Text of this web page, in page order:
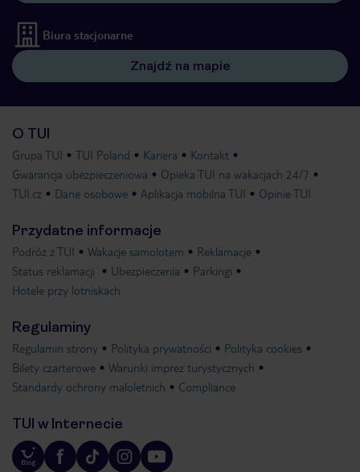
Biura stacjonarne
Znajdź na mapie
O TUI
Grupa TUI TUI Poland Kariera
Kontakt
Gwarancja ubezpieczeniowa
Opieka TUI na wakacjach 24/7
TUI.cz
Dane osobowe Aplikacja mobilna TUI Opinie TUI
Przydatne informacje
Podróż z TUI Wakacje samolotem
Reklamacje
Status reklamacji
Ubezpieczenia
Parkingi
Hotele przy lotniskach
Regulaminy
Regulamin strony Polityka prywatności
Polityka cookies
Bilety czarterowe
Warunki imprez turystycznych
Standardy ochrony małoletnich
Compliance
TUI w Internecie